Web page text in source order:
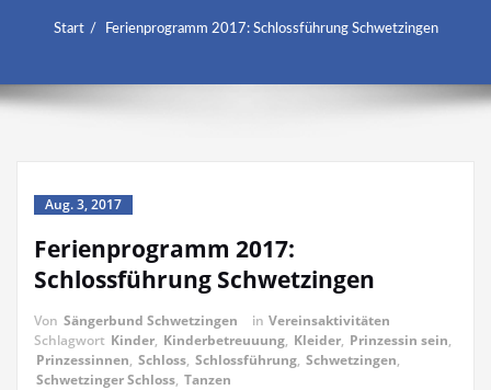
Start Ferienprogramm 2017: Schlossführung Schwetzingen
Aug. 3, 2017
Ferienprogramm 2017:
Schlossführung Schwetzingen
Von Sängerbund Schwetzingen in Vereinsaktivitäten
Schlagwort Kinder, Kinderbetreuuung, Kleider, Prinzessin sein,
Prinzessinnen, Schloss, Schlossführung, Schwetzingen,
Schwetzinger Schloss, Tanzen